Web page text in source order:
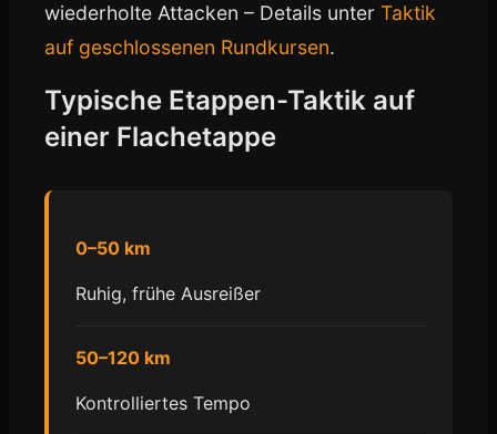
wiederholte Attacken – Details unter Taktik
auf geschlossenen Rundkursen.
Typische Etappen-Taktik auf
einer Flachetappe
0–50 km
Ruhig, frühe Ausreißer
50–120 km
Kontrolliertes Tempo